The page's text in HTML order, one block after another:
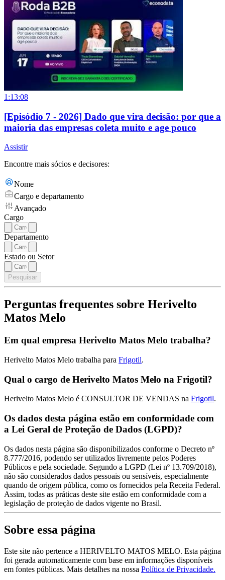
1:13:08
[Episódio 7 - 2026] Dado que vira decisão: por que a
maioria das empresas coleta muito e age pouco
Assistir
Encontre mais sócios e decisores:
Nome
Cargo e departamento
Avançado
Cargo
Departamento
Estado ou Setor
Pesquisar
Perguntas frequentes sobre Herivelto
Matos Melo
Em qual empresa Herivelto Matos Melo trabalha?
Herivelto Matos Melo trabalha para Frigotil.
Qual o cargo de Herivelto Matos Melo na Frigotil?
Herivelto Matos Melo é CONSULTOR DE VENDAS na Frigotil.
Os dados desta página estão em conformidade com
a Lei Geral de Proteção de Dados (LGPD)?
Os dados nesta página são disponibilizados conforme o Decreto nº
8.777/2016, podendo ser utilizados livremente pelos Poderes
Públicos e pela sociedade. Segundo a LGPD (Lei nº 13.709/2018),
não são considerados dados pessoais ou sensíveis, especialmente
quando de origem pública, como os fornecidos pela Receita Federal.
Assim, todas as práticas deste site estão em conformidade com a
legislação de proteção de dados vigente no Brasil.
Sobre essa página
Este site não pertence a HERIVELTO MATOS MELO. Esta página
foi gerada automaticamente com base em informações disponíveis
em fontes públicas. Mais detalhes na nossa Política de Privacidade.